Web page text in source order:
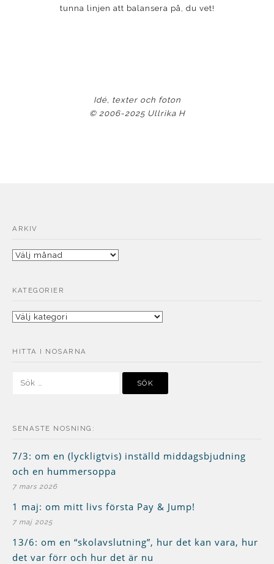
tunna linjen att balansera på, du vet!
Idé, texter och foton
© 2006-2025 Ullrika H
ARKIV
Arkiv
KATEGORIER
Kategorier
HITTA I NOSARNA
SENASTE NOSNING:
7/3: om en (lyckligtvis) inställd middagsbjudning
och en hummersoppa
7 mars 2026
1 maj: om mitt livs första Pay & Jump!
7 maj 2025
13/6: om en “skolavslutning”, hur det kan vara, hur
det var förr och hur det är nu